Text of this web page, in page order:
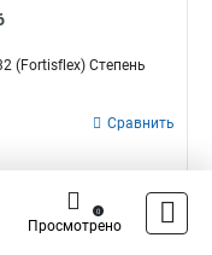
(Fortisflex) Степень
Сравнить
Просмотрено
0